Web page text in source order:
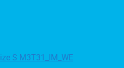
S M3T31_IM_WE